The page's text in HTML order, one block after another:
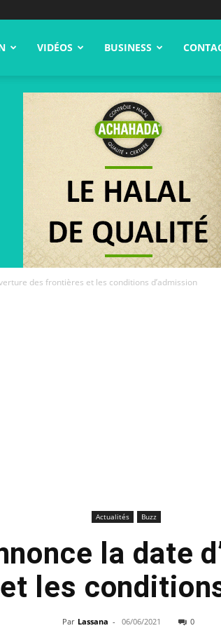
VIDÉOS BUSINESS
des frontières et les conditions d’admission
Actualités Buzz
la date
les
Par Lassana - 06/06/2021 0